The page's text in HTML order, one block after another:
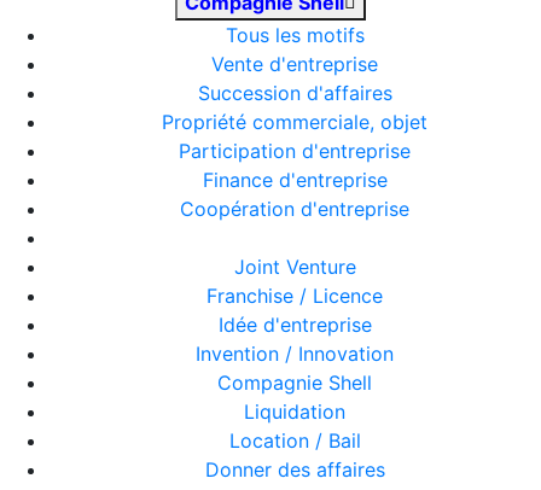
Tous les motifs
Vente d'entreprise
Succession d'affaires
Propriété commerciale, objet
Participation d'entreprise
Finance d'entreprise
Coopération d'entreprise
Joint Venture
Franchise / Licence
Idée d'entreprise
Invention / Innovation
Compagnie Shell
Liquidation
Location / Bail
Donner des affaires